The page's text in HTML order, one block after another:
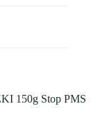
150g Stop PMS